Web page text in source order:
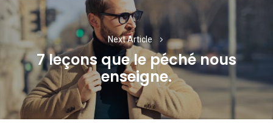
Next Article
Next
post:
7 leçons que le péché nous
enseigne.